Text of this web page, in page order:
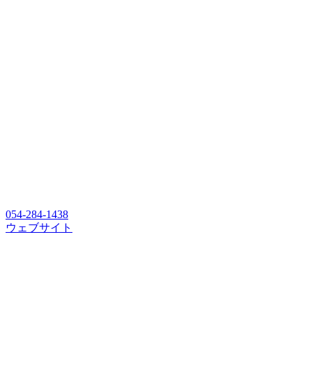
054-284-1438
ウェブサイト